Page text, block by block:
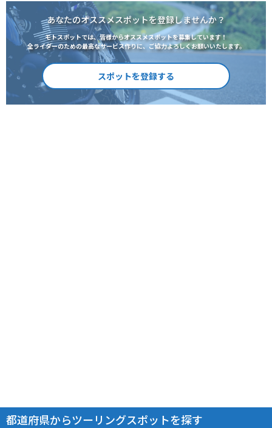
あなたのオススメスポットを登録しませんか？
モトスポットでは、皆様からオススメスポットを募集しています！
全ライダーのための最高なサービス作りに、ご協力よろしくお願いいたします。
スポットを登録する
都道府県からツーリングスポットを探す